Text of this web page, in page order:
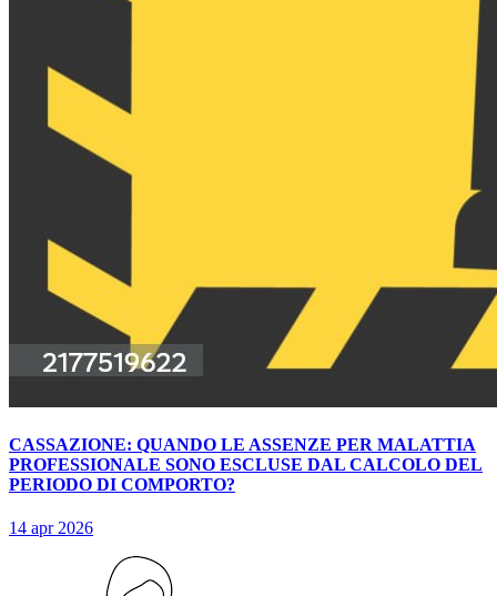
CASSAZIONE: QUANDO LE ASSENZE PER MALATTIA
PROFESSIONALE SONO ESCLUSE DAL CALCOLO DEL
PERIODO DI COMPORTO?
14 apr 2026